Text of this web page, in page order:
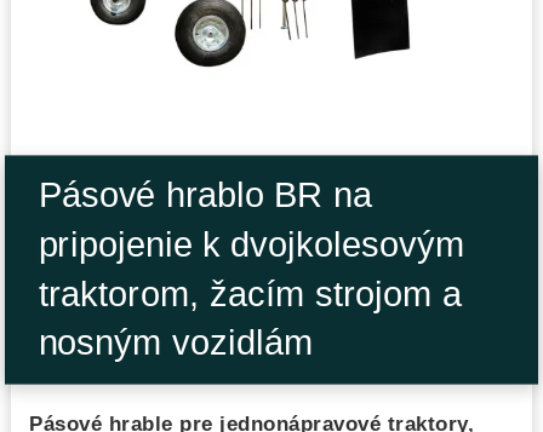
Pásové hrablo BR na
pripojenie k dvojkolesovým
traktorom, žacím strojom a
nosným vozidlám
Pásové hrable pre jednonápravové traktory,